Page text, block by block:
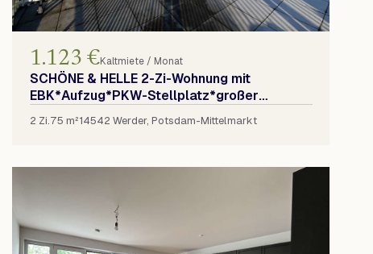
1.123 €Kaltmiete / Monat
SCHÖNE & HELLE 2-Zi-Wohnung mit
EBK*Aufzug*PKW-Stellplatz*großer
2 Zi.75 m²14542 Werder, Potsdam-Mittelmarkt